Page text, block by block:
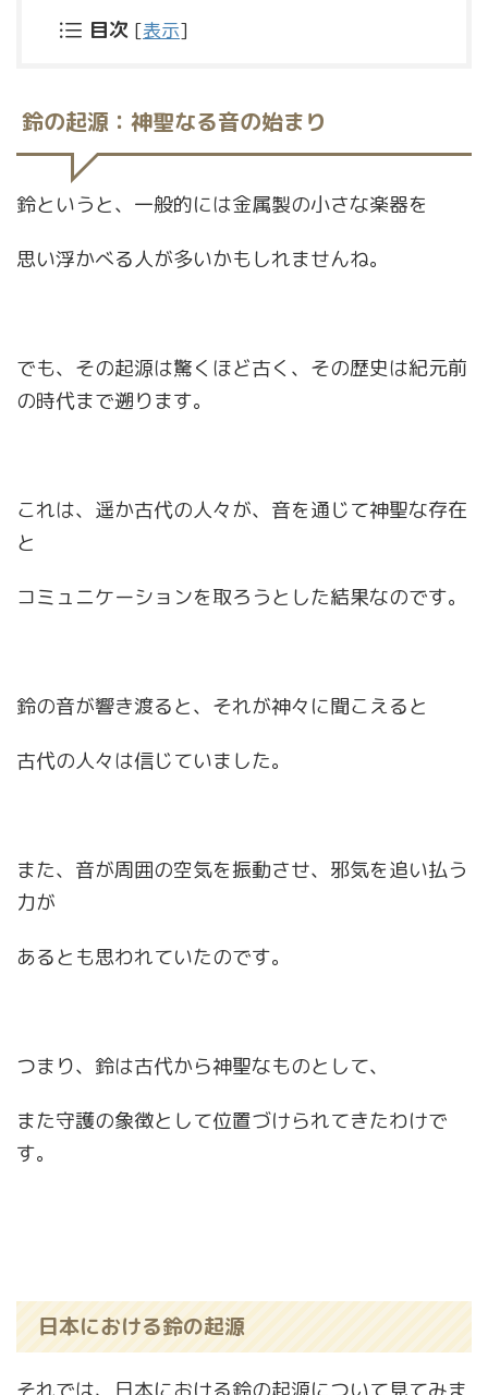
目次 [表示]
鈴の起源：神聖なる音の始まり
鈴というと、一般的には金属製の小さな楽器を
思い浮かべる人が多いかもしれませんね。
でも、その起源は驚くほど古く、その歴史は紀元前
の時代まで遡ります。
これは、遥か古代の人々が、音を通じて神聖な存在
と
コミュニケーションを取ろうとした結果なのです。
鈴の音が響き渡ると、それが神々に聞こえると
古代の人々は信じていました。
また、音が周囲の空気を振動させ、邪気を追い払う
力が
あるとも思われていたのです。
つまり、鈴は古代から神聖なものとして、
また守護の象徴として位置づけられてきたわけで
す。
日本における鈴の起源